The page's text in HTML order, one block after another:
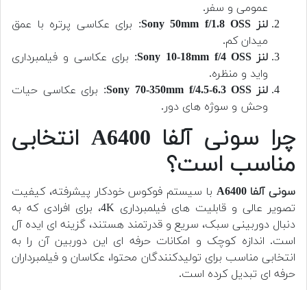
عمومی و سفر.
لنز Sony 50mm f/1.8 OSS
: برای عکاسی پرتره با عمق
میدان کم.
لنز Sony 10-18mm f/4 OSS
: برای عکاسی و فیلمبرداری
واید و منظره.
لنز Sony 70-350mm f/4.5-6.3 OSS
: برای عکاسی حیات
وحش و سوژه های دور.
چرا سونی آلفا A6400 انتخابی
مناسب است؟
سونی آلفا A6400
با سیستم فوکوس خودکار پیشرفته، کیفیت
تصویر عالی و قابلیت های فیلمبرداری 4K، برای افرادی که به
دنبال دوربینی سبک، سریع و قدرتمند هستند، گزینه ای ایده آل
است. اندازه کوچک و امکانات حرفه ای این دوربین آن را به
انتخابی مناسب برای تولیدکنندگان محتوا، عکاسان و فیلمبرداران
حرفه ای تبدیل کرده است.